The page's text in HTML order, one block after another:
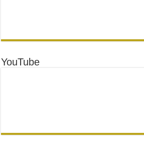
YouTube